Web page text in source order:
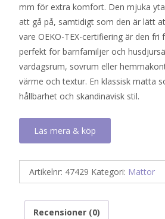
mm för extra komfort. Den mjuka
att gå på, samtidigt som den är lätt
vare OEKO-TEX-certifiering är den fri
perfekt för barnfamiljer och
vardagsrum, sovrum eller
värme och textur. En klassisk matta
hållbarhet och skandinavisk stil.
Läs mera & köp
Artikelnr: 47429 Kategori: Mattor
Recensioner (0)